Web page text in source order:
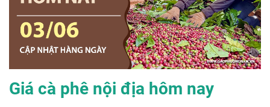
Giá cà phê nội địa hôm nay